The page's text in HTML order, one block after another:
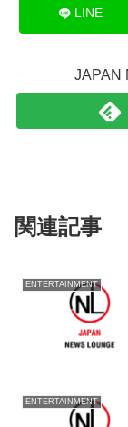
LINE
JAPAN
関連記事
ENTERTAINMENT
ENTERTAINMENT